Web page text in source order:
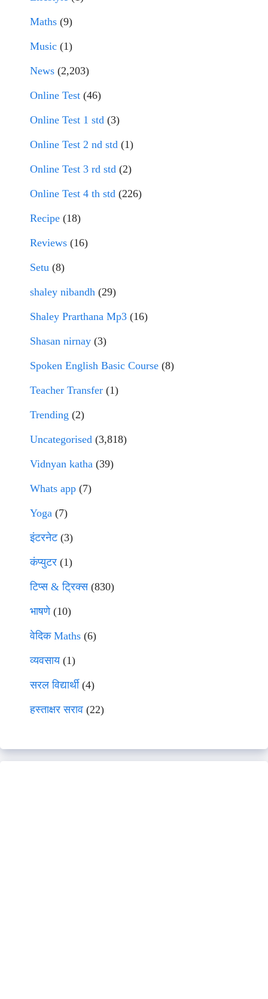
Maths (9)
Music (1)
News (2,203)
Online Test (46)
Online Test 1 std (3)
Online Test 2 nd std (1)
Online Test 3 rd std (2)
Online Test 4 th std (226)
Recipe (18)
Reviews (16)
Setu (8)
shaley nibandh (29)
Shaley Prarthana Mp3 (16)
Shasan nirnay (3)
Spoken English Basic Course (8)
Teacher Transfer (1)
Trending (2)
Uncategorised (3,818)
Vidnyan katha (39)
Whats app (7)
Yoga (7)
इंटरनेट(3)
कंप्युटर (1)
टिप्स & ट्रिक्स(830)
भाषणे(10)
वेदिक Maths (6)
व्यवसाय(1)
सरल विद्यार्थी(4)
हस्ताक्षर सराव (22)